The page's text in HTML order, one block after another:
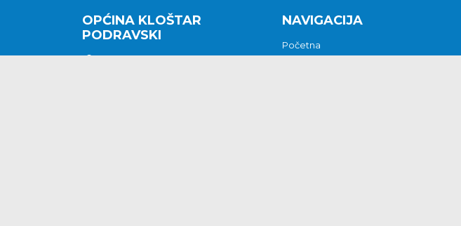
OPĆINA KLOŠTAR
PODRAVSKI
NAVIGACIJA
Početna